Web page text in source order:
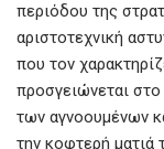
περιόδου της
αριστοτεχνική
που τον
προσγειώνεται
των αγνοουμένων
την κοφτερή ματιά